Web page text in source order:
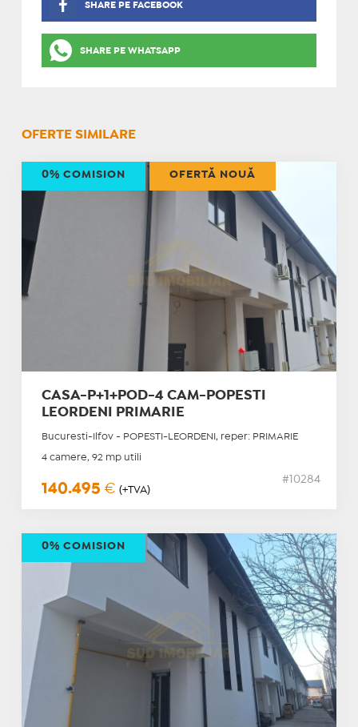
SHARE PE FACEBOOK
SHARE PE WHATSAPP
OFERTE SIMILARE
CASA-P+1+POD-4 CAM-POPESTI
LEORDENI PRIMARIE
Bucuresti-Ilfov - POPESTI-LEORDENI, reper: PRIMARIE
4 camere, 92 mp utili
140.495 € (+TVA)
#10284
0% COMISION OFERTĂ NOUĂ
0% COMISION